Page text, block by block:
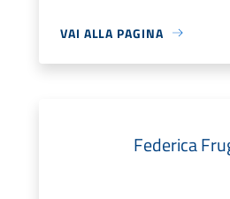
VAI ALLA PAGINA
Federica